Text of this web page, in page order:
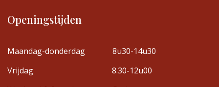
Openingstijden
Maandag-donderdag
8u30-14u30
Vrijdag
8.30-12u00